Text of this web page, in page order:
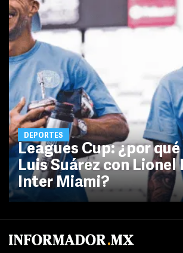
DEPORTES
Leagues Cup: ¿por
Luis Suárez con Lionel
Inter Miami?